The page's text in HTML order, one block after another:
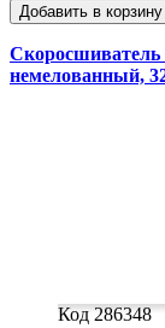
Добавить в корзину
Скоросшиватель
немелованный,
Код 286348